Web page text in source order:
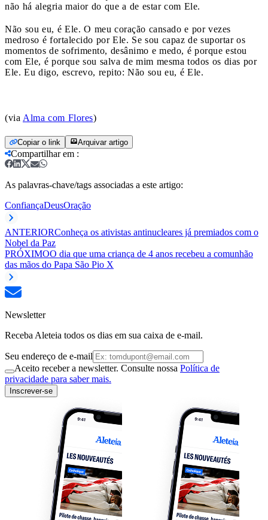
não há alegria maior do que a de estar com Ele.
Não sou eu, é Ele. O meu coração cansado e por vezes
medroso é fortalecido por Ele. Se sou capaz de suportar os
momentos de sofrimento, desânimo e medo, é porque estou
com Ele, é porque sou salva de mim mesma todos os dias por
Ele. Eu digo, escrevo, repito: Não sou eu, é Ele.
(via Alma com Flores)
Copiar o link Arquivar artigo
Compartilhar em :
As palavras-chave/tags associadas a este artigo:
ConfiançaDeusOração
ANTERIORConheça os ativistas antinucleares já premiados com o
Nobel da Paz
PRÓXIMOO dia que uma criança de 4 anos recebeu a comunhão
das mãos do Papa São Pio X
Newsletter
Receba Aleteia todos os dias em sua caixa de e-mail.
Seu endereço de e-mail
Aceito receber a newsletter. Consulte nossa Política de
privacidade para saber mais.
Inscrever-se